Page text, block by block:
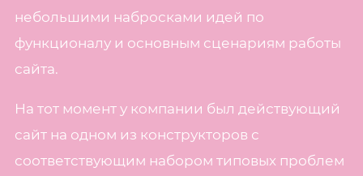
небольшими набросками идей по
функционалу и основным сценариям работы
сайта.
На тот момент у компании был действующий
сайт на одном из конструкторов с
соответствующим набором типовых проблем